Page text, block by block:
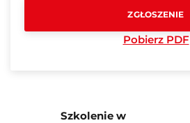
ZGŁOSZENIE
Pobierz PDF
Szkolenie w